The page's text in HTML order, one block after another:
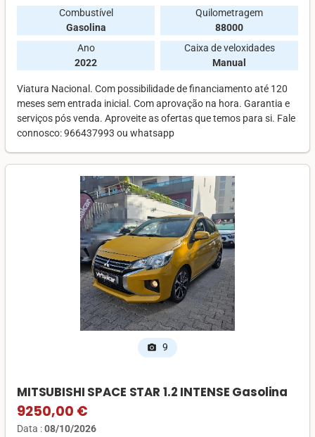
Combustível
Gasolina
Quilometragem
88000
Ano
2022
Caixa de veloxidades
Manual
Viatura Nacional. Com possibilidade de financiamento até 120
meses sem entrada inicial. Com aprovação na hora. Garantia e
serviços pós venda. Aproveite as ofertas que temos para si. Fale
connosco: 966437993 ou whatsapp
photo_camera 9
MITSUBISHI SPACE STAR 1.2 INTENSE Gasolina
9250,00 €
Data :08/10/2026